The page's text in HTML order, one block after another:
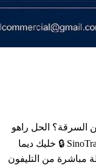
السرقة؟ الحل راهو
هنا 🔥 📍 جهاز تتبع GPS احترافي SinoTrack ST-906 🔒 خليك ديما
مباشرة من التليفون